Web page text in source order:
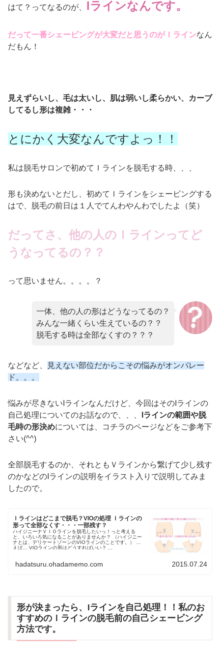
はて？ってなるのが、 Iラインなんです。
だって一番シェービングが大変だと思うのがＩラインなん
だもん！
見えずらいし、毛は太いし、肌は弱いし柔らかい、カーブ
してるし形は複雑・・・
とにかく大変なんですよっ！！
私は脱毛サロンで初めてＩラインを脱毛する時、、、
形も決めないとだし、初めてＩラインをシェービングする
はで、脱毛の前日は１人でてんわやんわでしたよ（笑）
だってさ、他の人のＩラインってど
うなってるの？？
って思いません。。。。？
一体、他の人の形はどうなってるの？
みんな一緒くらい生えているの？？
脱毛する時は全部なくすの？？？
などなど、
見えない部位だからこその悩みがオンパレー
ド。。。
悩みが尽きないIラインなんだけど、今回はそのIラインの
自己処理についてのお話なので、、、
Iラインの範囲や脱
毛時の形決めについては、コチラのページなどをご参考下
さい(^^)
全部脱毛するのか、それともＶラインから繋げて少し残す
のかなどのIラインの説明をイラスト入りで説明してみま
したので。
Ｉラインはどこまで脱毛？VIOの処理 Ｉラインの
形って全部なくす・・・一部残す？
ハイジニーナＶＩＯラインを脱毛したいっ！っと考える
と、いろいろ気になることがありませんか？ （ハイジニー
ナとは、デリケートゾーンのVIOラインのことです。） 例
えば… VIOラインの形はどうすればいい？ ...
hadatsuru.ohadamemo.com 2015.07.24
形が決まったら、Iラインを自己処理！！私のお
すすめのＩラインの脱毛前の自己シェービング
方法です。